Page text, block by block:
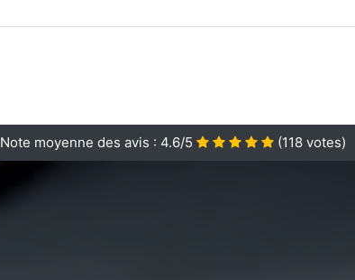
Note moyenne des avis : 4.6/5 (118 votes)